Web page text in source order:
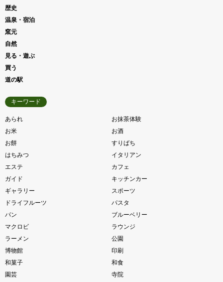
歴史
温泉・宿泊
窯元
自然
見る・遊ぶ
買う
道の駅
キーワード
あられ
お抹茶体験
お米
お酒
お餅
すりばち
はちみつ
イタリアン
エステ
カフェ
ガイド
キッチンカー
ギャラリー
スポーツ
ドライフルーツ
パスタ
パン
ブルーベリー
マクロビ
ラウンジ
ラーメン
公園
博物館
印刷
和菓子
和食
園芸
寺院